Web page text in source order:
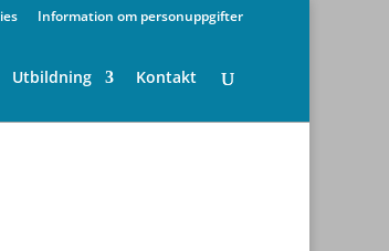
Information om personuppgifter
Utbildning Kontakt